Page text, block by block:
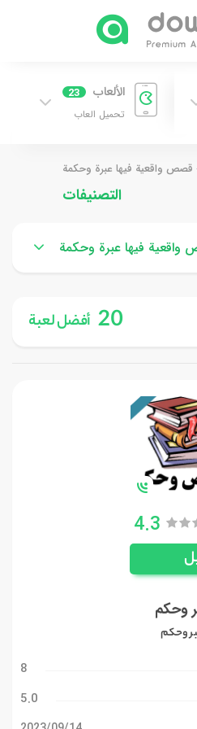
الألعاب 23
تحميل العاب
قصص واقعية فيها عبرة وحكمة
التصنيفات
فيها عبرة وحكمة
20 أفضل لعبة
4.3
وحكم
وحكم
8
5.0